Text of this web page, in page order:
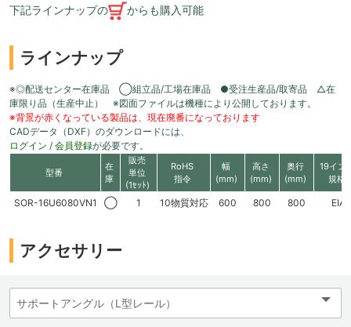
下記ラインナップの からも購入可能
ラインナップ
※◎配送センター在庫品 ◯組立品/工場在庫品 ●受注生産品/取寄品 △在
庫限り品（生産中止） ※図面ファイルは機種により公開しております。
※背景が赤くなっている製品は、現在廃番になっております
CADデータ（DXF）のダウンロードには、
ログイン / 会員登録が必要です。
型番
在
庫
販売
単位
(1ｾｯﾄ)
RoHS
指令
幅
(mm)
高さ
(mm)
奥行
(mm)
19イン
規格
SOR-16U6080VN1 ◯ 1 10物質対応 600 800 800 EIA
アクセサリー